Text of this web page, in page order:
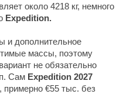
около 4218 кг, немного
Expedition.
и дополнительное
массы, поэтому
не обязательно
Сам Expedition 2027
€55 тыс. без